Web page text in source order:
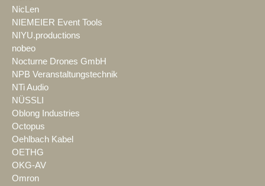
NicLen
NIEMEIER Event Tools
NIYU.productions
nobeo
Nocturne Drones GmbH
NPB Veranstaltungstechnik
NTi Audio
NÜSSLI
Oblong Industries
Octopus
Oehlbach Kabel
OETHG
OKG-AV
Omron